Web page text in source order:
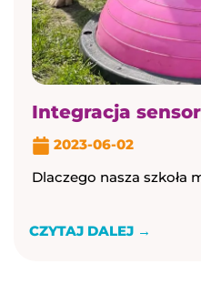
Integracja
2023-06-02
CZYTAJ DALEJ →